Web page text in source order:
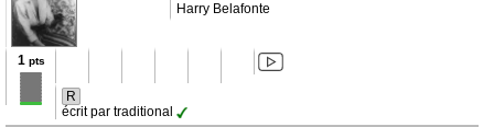
Harry Belafonte
1 pts
R
écrit par traditional